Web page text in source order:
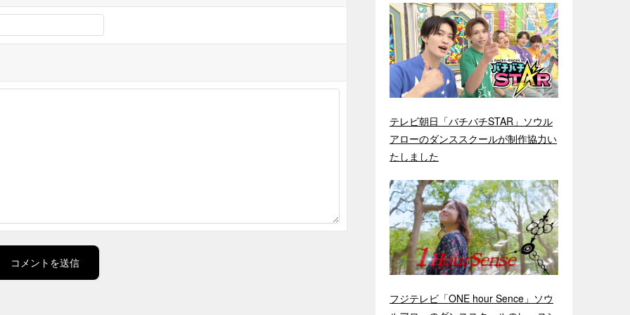
テレビ朝日「バチバチSTAR」ソウル
アローのダンススクールが制作協力い
たしました
フジテレビ「ONE hour Sence」ソウ